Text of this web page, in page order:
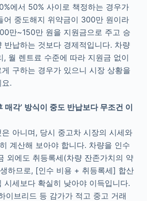
에서 50% 사이로 책정하는 경우가
어 중도해지 위약금이 300만 원이라
만~150만 원을 지원금으로 주고 승
반납하는 것보다 경제적입니다. 차량
, 월 렌트료 수준에 따라 지원금 없이
구하는 경우가 있으니 시장 상황을
.
매각’ 방식이 중도 반납보다 무조건 이
아니며, 당시 중고차 시장의 시세와
계산해 보아야 합니다. 차량을 인수
외에도 취등록세(차량 잔존가치의 약
하므로, [인수 비용 + 취등록세] 합산
시세보다 확실히 낮아야 이득입니다.
이브리드 등 감가가 적고 중고 거래